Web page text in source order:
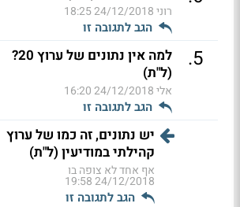
רוני24/12/2018 18:25
הגב לתגובה זו
5
.
למה אין נתונים של ערוץ 20?
(ל"ת)
אלי24/12/2018 16:20
הגב לתגובה זו
יש נתונים, זה כמו של ערוץ
קהילתי במודיעין (ל"ת)
אף אחד לא צופה בו
24/12/2018 19:58
הגב לתגובה זו